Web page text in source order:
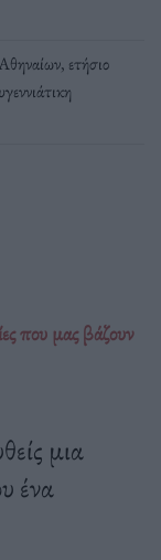
, ετήσιο
που μας βάζουν
μια
ένα